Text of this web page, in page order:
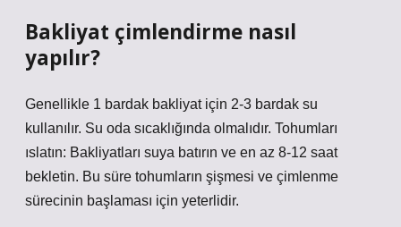
Bakliyat çimlendirme nasıl
yapılır?
Genellikle 1 bardak bakliyat için 2-3 bardak su
kullanılır. Su oda sıcaklığında olmalıdır. Tohumları
ıslatın: Bakliyatları suya batırın ve en az 8-12 saat
bekletin. Bu süre tohumların şişmesi ve çimlenme
sürecinin başlaması için yeterlidir.